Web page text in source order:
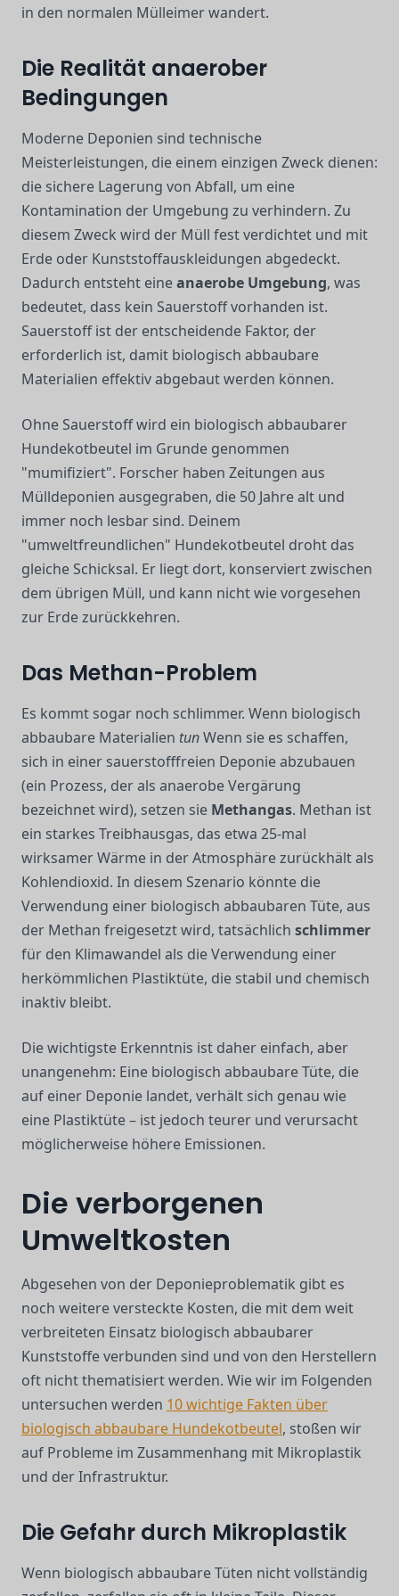
in den normalen Mülleimer wandert.
Die Realität anaerober
Bedingungen
Moderne Deponien sind technische
Meisterleistungen, die einem einzigen Zweck dienen:
die sichere Lagerung von Abfall, um eine
Kontamination der Umgebung zu verhindern. Zu
diesem Zweck wird der Müll fest verdichtet und mit
Erde oder Kunststoffauskleidungen abgedeckt.
Dadurch entsteht eineanaerobe Umgebung, was
bedeutet, dass kein Sauerstoff vorhanden ist.
Sauerstoff ist der entscheidende Faktor, der
erforderlich ist, damit biologisch abbaubare
Materialien effektiv abgebaut werden können.
Ohne Sauerstoff wird ein biologisch abbaubarer
Hundekotbeutel im Grunde genommen
"mumifiziert". Forscher haben Zeitungen aus
Mülldeponien ausgegraben, die 50 Jahre alt und
immer noch lesbar sind. Deinem
"umweltfreundlichen" Hundekotbeutel droht das
gleiche Schicksal. Er liegt dort, konserviert zwischen
dem übrigen Müll, und kann nicht wie vorgesehen
zur Erde zurückkehren.
Das Methan-Problem
Es kommt sogar noch schlimmer. Wenn biologisch
abbaubare Materialien tunWenn sie es schaffen,
sich in einer sauerstofffreien Deponie abzubauen
(ein Prozess, der als anaerobe Vergärung
bezeichnet wird), setzen sie Methangas. Methan ist
ein starkes Treibhausgas, das etwa 25-mal
wirksamer Wärme in der Atmosphäre zurückhält als
Kohlendioxid. In diesem Szenario könnte die
Verwendung einer biologisch abbaubaren Tüte, aus
der Methan freigesetzt wird, tatsächlich schlimmer
für den Klimawandel als die Verwendung einer
herkömmlichen Plastiktüte, die stabil und chemisch
inaktiv bleibt.
Die wichtigste Erkenntnis ist daher einfach, aber
unangenehm: Eine biologisch abbaubare Tüte, die
auf einer Deponie landet, verhält sich genau wie
eine Plastiktüte – ist jedoch teurer und verursacht
möglicherweise höhere Emissionen.
Die verborgenen
Umweltkosten
Abgesehen von der Deponieproblematik gibt es
noch weitere versteckte Kosten, die mit dem weit
verbreiteten Einsatz biologisch abbaubarer
Kunststoffe verbunden sind und von den Herstellern
oft nicht thematisiert werden. Wie wir im Folgenden
untersuchen werden 10 wichtige Fakten über
biologisch abbaubare Hundekotbeutel, stoßen wir
auf Probleme im Zusammenhang mit Mikroplastik
und der Infrastruktur.
Die Gefahr durch Mikroplastik
Wenn biologisch abbaubare Tüten nicht vollständig